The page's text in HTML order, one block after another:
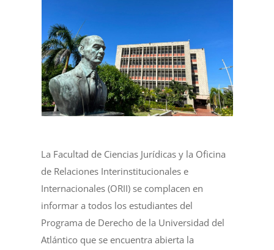
La Facultad de Ciencias Jurídicas y la Oficina
de Relaciones Interinstitucionales e
Internacionales (ORII) se complacen en
informar a todos los estudiantes del
Programa de Derecho de la Universidad del
Atlántico que se encuentra abierta la